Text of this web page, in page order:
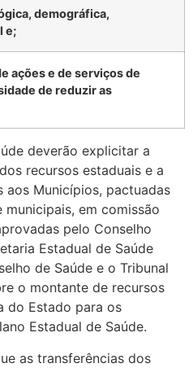
demográfica,
e;
ações e de serviços de
de reduzir as
deverão explicitar a
recursos estaduais e a
aos Municípios, pactuadas
em comissão
pelo Conselho
Estadual de Saúde
de Saúde e o Tribunal
o montante de recursos
do Estado para os
Estadual de Saúde.
as transferências dos